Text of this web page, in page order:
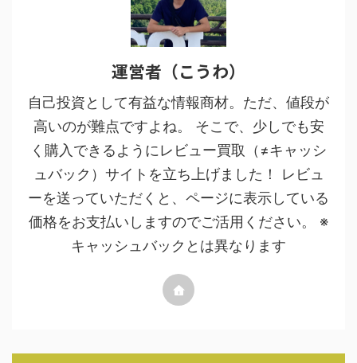
運営者（こうわ）
自己投資として有益な情報商材。ただ、値段が
高いのが難点ですよね。 そこで、少しでも安
く購入できるようにレビュー買取（≠キャッシ
ュバック）サイトを立ち上げました！ レビュ
ーを送っていただくと、ページに表示している
価格をお支払いしますのでご活用ください。 ※
キャッシュバックとは異なります